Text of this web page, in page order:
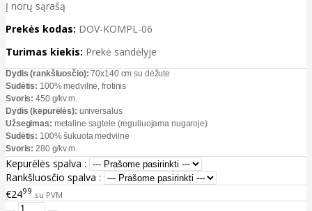
Į norų sąrašą
Prekės kodas: DOV-KOMPL-06
Turimas kiekis: Prekė sandėlyje
Dydis (rankšluosčio):70x140 cm su dėžute
Sudėtis: 100% medvilnė, frotinis
Svoris: 450 g/kv.m.
Dydis (kepurėlės): universalus
Užsegimas: metaline sagtele (reguliuojama nugaroje)
Sudėtis: 100% šukuota medvilnė
Svoris: 280 g/kv.m.
Kepurėlės spalva :
Rankšluosčio spalva :
€2499 su PVM